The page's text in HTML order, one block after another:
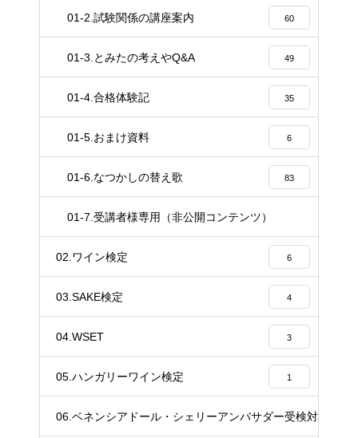
01-2.試験関係の講座案内 60
01-3.とみたの考えやQ&A 49
01-4.合格体験記 35
01-5.おまけ資料 6
01-6.なつかしの替え歌 83
01-7.受講者様専用（非公開コンテンツ）
02.ワイン検定 6
03.SAKE検定 4
04.WSET 3
05.ハンガリーワイン検定 1
06.ベネンシアドール・シェリーアンバサダー受検対策講座